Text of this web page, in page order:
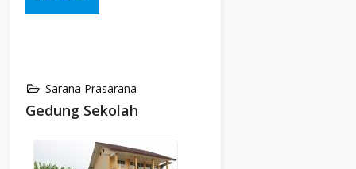
Sarana Prasarana
Gedung Sekolah